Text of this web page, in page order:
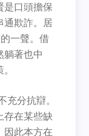
是口頭擔保
通欺詐。居
一聲。借
躺著也中
充分抗辯。
存在某些缺
因此本方在